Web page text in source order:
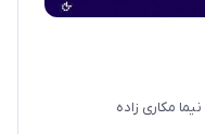
نیما مکاری زاده